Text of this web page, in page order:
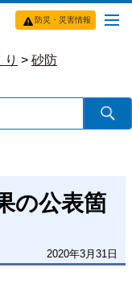
防災・災害情報
> 砂防
の公表箇
2020年3月31日